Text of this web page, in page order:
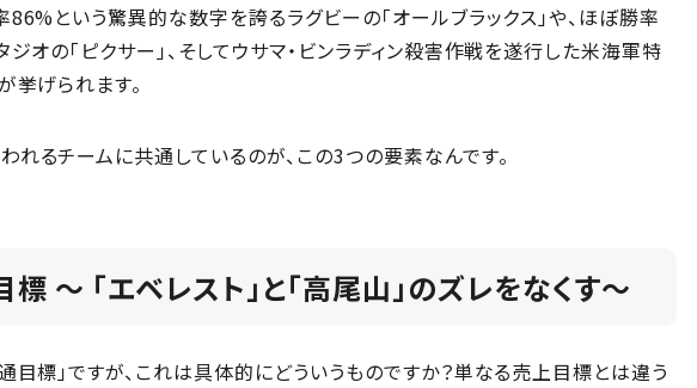
86%という驚異的な数字を誇るラグビーの「オールブラックス」や、ほぼ勝率
オの「ピクサー」、そしてウサマ・ビンラディン殺害作戦を遂行した米海軍特
挙げられます。
れるチームに共通しているのが、この3つの要素なんです。
〜 「エベレスト」と「高尾山」のズレをなくす〜
目標」ですが、これは具体的にどういうものですか？単なる売上目標とは違う